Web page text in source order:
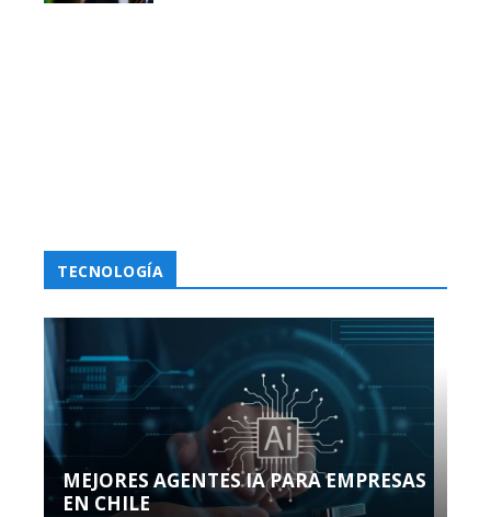
TECNOLOGÍA
MEJORES AGENTES IA PARA EMPRESAS
EN CHILE